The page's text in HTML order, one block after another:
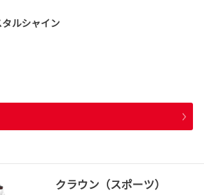
ルシャイン
クラウン（スポーツ）